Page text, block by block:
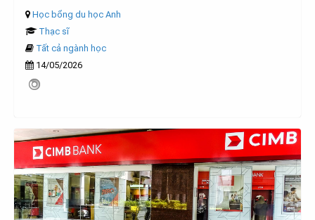
Học bổng du học Anh
Thạc sĩ
Tất cả ngành học
14/05/2026